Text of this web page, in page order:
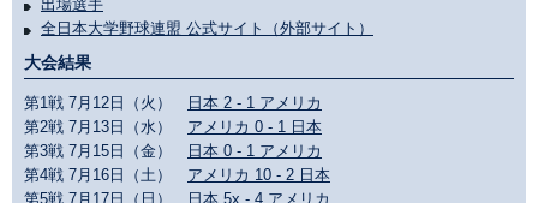
出場選手
全日本大学野球連盟 公式サイト（外部サイト）
大会結果
第1戦 7月12日（火）
日本 2 - 1 アメリカ
第2戦 7月13日（水） アメリカ 0 - 1 日本
第3戦 7月15日（金）
日本 0 - 1 アメリカ
第4戦 7月16日（土） アメリカ 10 - 2 日本
第5戦 7月17日（日）
日本 5x - 4 アメリカ